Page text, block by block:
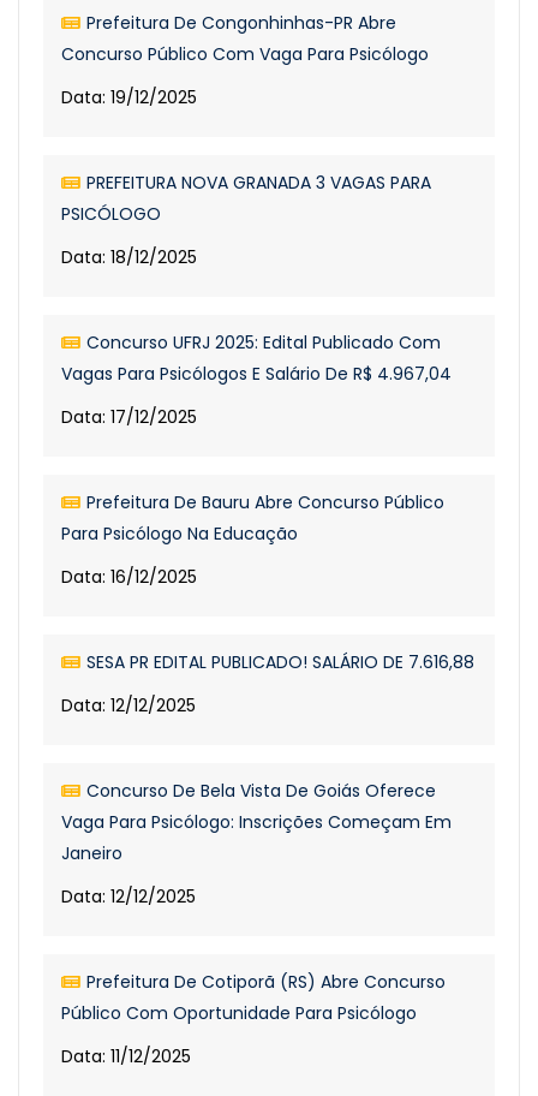
Prefeitura De Congonhinhas-PR Abre
Concurso Público Com Vaga Para Psicólogo
Data: 19/12/2025
PREFEITURA NOVA GRANADA 3 VAGAS PARA
PSICÓLOGO
Data: 18/12/2025
Concurso UFRJ 2025: Edital Publicado Com
Vagas Para Psicólogos E Salário De R$ 4.967,04
Data: 17/12/2025
Prefeitura De Bauru Abre Concurso Público
Para Psicólogo Na Educação
Data: 16/12/2025
SESA PR EDITAL PUBLICADO! SALÁRIO DE 7.616,88
Data: 12/12/2025
Concurso De Bela Vista De Goiás Oferece
Vaga Para Psicólogo: Inscrições Começam Em
Janeiro
Data: 12/12/2025
Prefeitura De Cotiporã (RS) Abre Concurso
Público Com Oportunidade Para Psicólogo
Data: 11/12/2025